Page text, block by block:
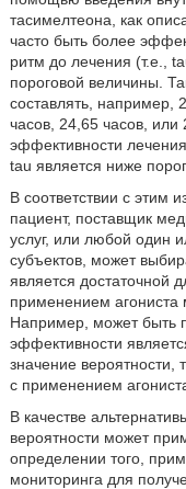
тасимелтеона, как
часто быть более
ритм до лечения (т.е.,
пороговой величины.
составлять, например,
часов, 24,65 часов, или
эффективности
tau является ниже
В соответствии с этим
пациент, поставщик
услуг, или любой один
субъектов, может
является достаточной
применением агониста
Например, может быть
эффективности
значение вероятности,
с применением
В качестве
вероятности может
определении того,
мониторинга для